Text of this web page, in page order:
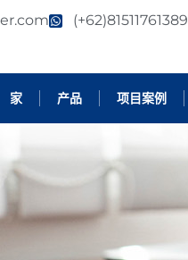
(+62)81511761389
家 产品 项目案例